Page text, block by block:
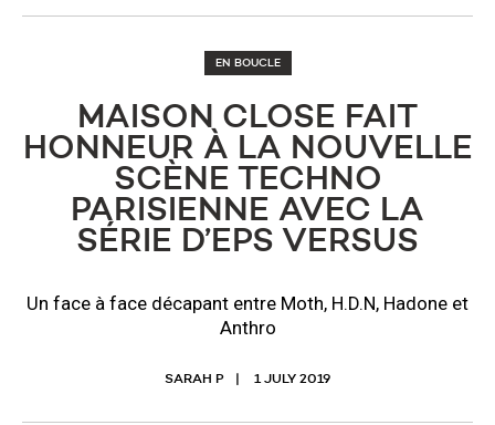
EN BOUCLE
MAISON CLOSE FAIT
HONNEUR À LA NOUVELLE
SCÈNE TECHNO
PARISIENNE AVEC LA
SÉRIE D’EPS VERSUS
Un face à face décapant entre Moth, H.D.N, Hadone et
Anthro
SARAH P 1 JULY 2019